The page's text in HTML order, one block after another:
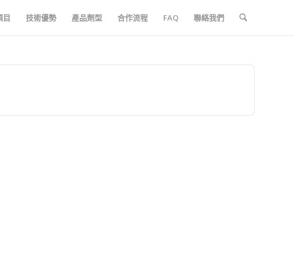
目 技術優勢 產品劑型 合作流程 FAQ 聯絡我們